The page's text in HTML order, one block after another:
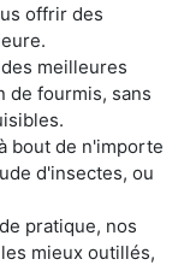
offrir des
meilleures
de fourmis, sans
bout de n'importe
d'insectes, ou
pratique, nos
mieux outillés,